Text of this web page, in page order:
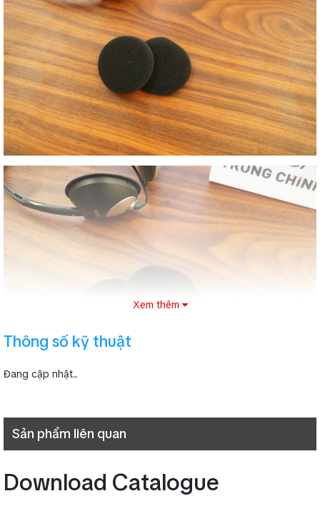
Xem thêm
Thông số kỹ thuật
Đang cập nhật...
Sản phẩm liên quan
Download Catalogue